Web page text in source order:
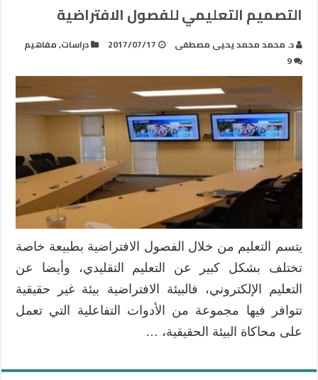
التصميم التعليمي للفصول الافتراضية
د. محمد محمد يحيى مصطفى 2017/07/17 دراسات,مفاهيم
9
يتسم التعليم من خلال الفصول الافتراضية بطبيعة خاصة
تختلف بشكل كبير عن التعليم التقليدي، وأيضا عن
التعليم الإلكتروني، فالبيئة الافتراضية بيئة غير حقيقية
تتوافر فيها مجموعة من الأدوات التفاعلية التي تعمل
على محاكاة البيئة الحقيقية، …